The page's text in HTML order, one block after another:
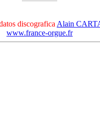
discografica Alain
www.france-orgue.fr